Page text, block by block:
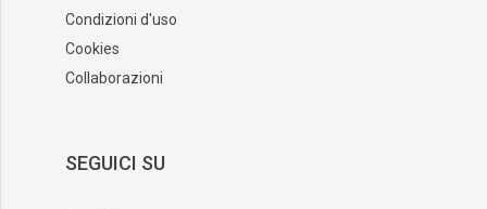
Condizioni d'uso
Cookies
Collaborazioni
SEGUICI SU